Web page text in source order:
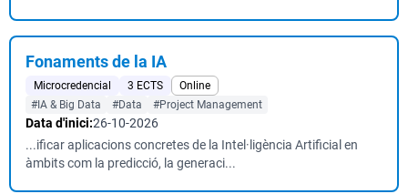
Fonaments de la IA
Microcredencial 3 ECTS
Online
#IA & Big Data
#Data #Project Management
Data d'inici:26-10-2026
...ificar aplicacions concretes de la Intel·ligència Artificial en
àmbits com la predicció, la generaci...